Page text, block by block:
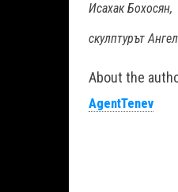
Исахак Бохосян,
скулптурът
About the
AgentTenev